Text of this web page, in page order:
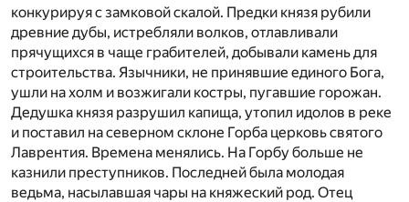
конкурируя с замковой скалой. Предки князя рубили
древние дубы, истребляли волков, отлавливали
прячущихся в чаще грабителей, добывали камень для
строительства. Язычники, не принявшие единого Бога,
ушли на холм и возжигали костры, пугавшие горожан.
Дедушка князя разрушил капища, утопил идолов в реке
и поставил на северном склоне Горба церковь святого
Лаврентия. Времена менялись. На Горбу больше не
казнили преступников. Последней была молодая
ведьма, насылавшая чары на княжеский род. Отец